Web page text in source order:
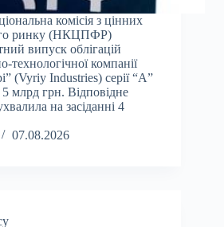
комісія з цінних
ринку (НКЦПФР)
випуск облігацій
технологічної компанії
(Vyriy Industries) серії “А”
млрд грн. Відповідне
на засіданні 4
07.08.2026